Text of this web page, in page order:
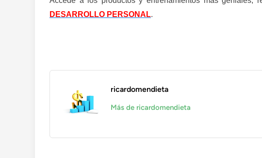
DESARROLLO PERSONAL.
ricardomendieta
Más de ricardomendieta